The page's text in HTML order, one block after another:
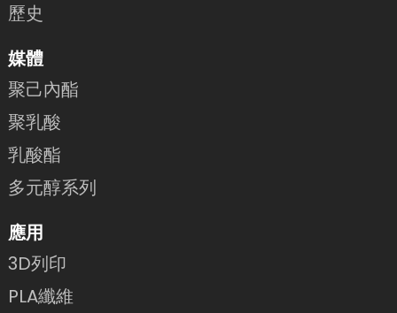
歷史
媒體
聚己內酯
聚乳酸
乳酸酯
多元醇系列
應用
3D列印
PLA纖維